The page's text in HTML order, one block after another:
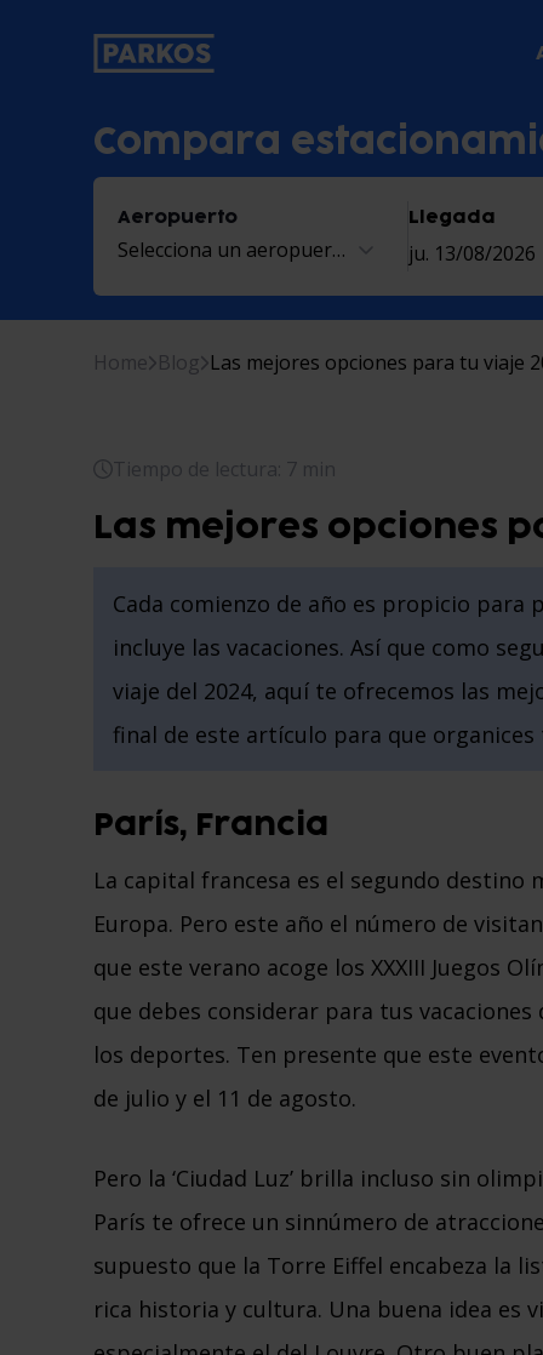
Compara
Aeropuerto
Selecciona un aeropuerto
Llegada
ju. 13/08/2026
Home Blog Las mejores opciones para tu viaje
Tiempo de lectura: 7 min
Las mejores opciones
Cada comienzo de año es propicio
incluye las vacaciones. Así que como
viaje del 2024, aquí te ofrecemos las
final de este artículo para que
París, Francia
La capital francesa es el segundo
Europa. Pero este año el número de
que este verano acoge los XXXIII Juegos
que debes considerar para tus
los deportes. Ten presente que este
de julio y el 11 de agosto.
Pero la ‘Ciudad Luz’ brilla incluso sin
París te ofrece un sinnúmero de
supuesto que la Torre Eiffel encabeza la
rica historia y cultura. Una buena idea es